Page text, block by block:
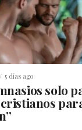
5 días ago
solo